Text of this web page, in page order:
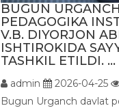
BUGUN
PEDAGOGIKA
V.B. DIYORJON
ISHTIROKIDA
TASHKIL ETILDI. ...
admin
2026-04-25
Bugun Urganch davlat